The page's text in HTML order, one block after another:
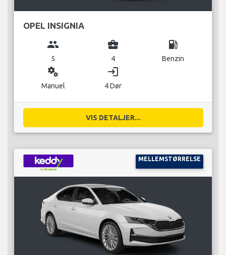
OPEL INSIGNIA
group
5
business_center
4
local_gas_station
Benzin
miscellaneous_services
Manuel
login
4 Dør
VIS DETALJER...
MELLEMSTØRRELSE